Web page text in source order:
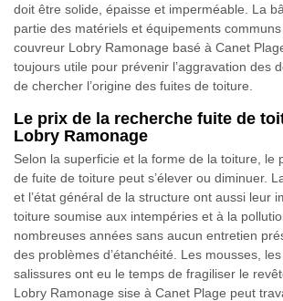
doit être solide, épaisse et imperméable. La
partie des matériels et équipements communs
couvreur Lobry Ramonage basé à Canet
toujours utile pour prévenir l’aggravation des
de chercher l’origine des fuites de toiture.
Le prix de la recherche fuite de
Lobry Ramonage
Selon la superficie et la forme de la toiture, le
de fuite de toiture peut s’élever ou diminuer.
et l’état général de la structure ont aussi leur
toiture soumise aux intempéries et à la
nombreuses années sans aucun entretien
des problèmes d’étanchéité. Les mousses,
salissures ont eu le temps de fragiliser le
Lobry Ramonage sise à Canet Plage peut